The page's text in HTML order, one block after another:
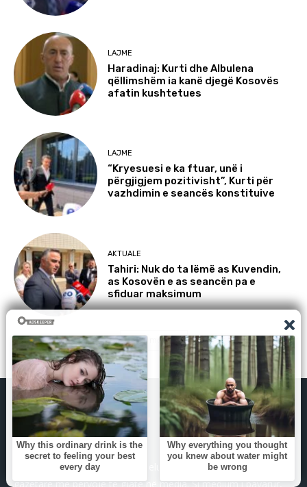
LAJME
Haradinaj: Kurti dhe Albulena
qëllimshëm ia kanë djegë Kosovës
afatin kushtetues
LAJME
“Kryesuesi e ka ftuar, unë i
përgjigjem pozitivisht”, Kurti për
vazhdimin e seancës konstituive
AKTUALE
Tahiri: Nuk do ta lëmë as Kuvendin,
as Kosovën e as seancën pa e
sfiduar maksimum
Load more
GazetaKosova.net është themeluar më 1 gusht 2024 nga
gazetarë me përvojë të gjatë në media. Si medium i pavarur,